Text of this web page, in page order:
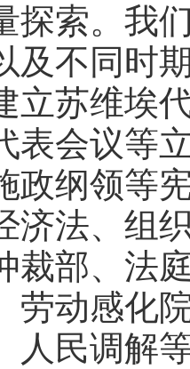
探索。我
及不同时
立苏维埃
表会议等
政纲领等
济法、组
裁部、法
劳动感化
人民调解